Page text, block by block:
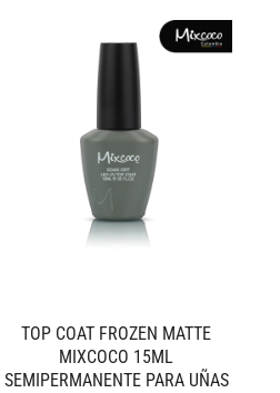
TOP COAT FROZEN MATTE
MIXCOCO 15ML
SEMIPERMANENTE PARA UÑAS